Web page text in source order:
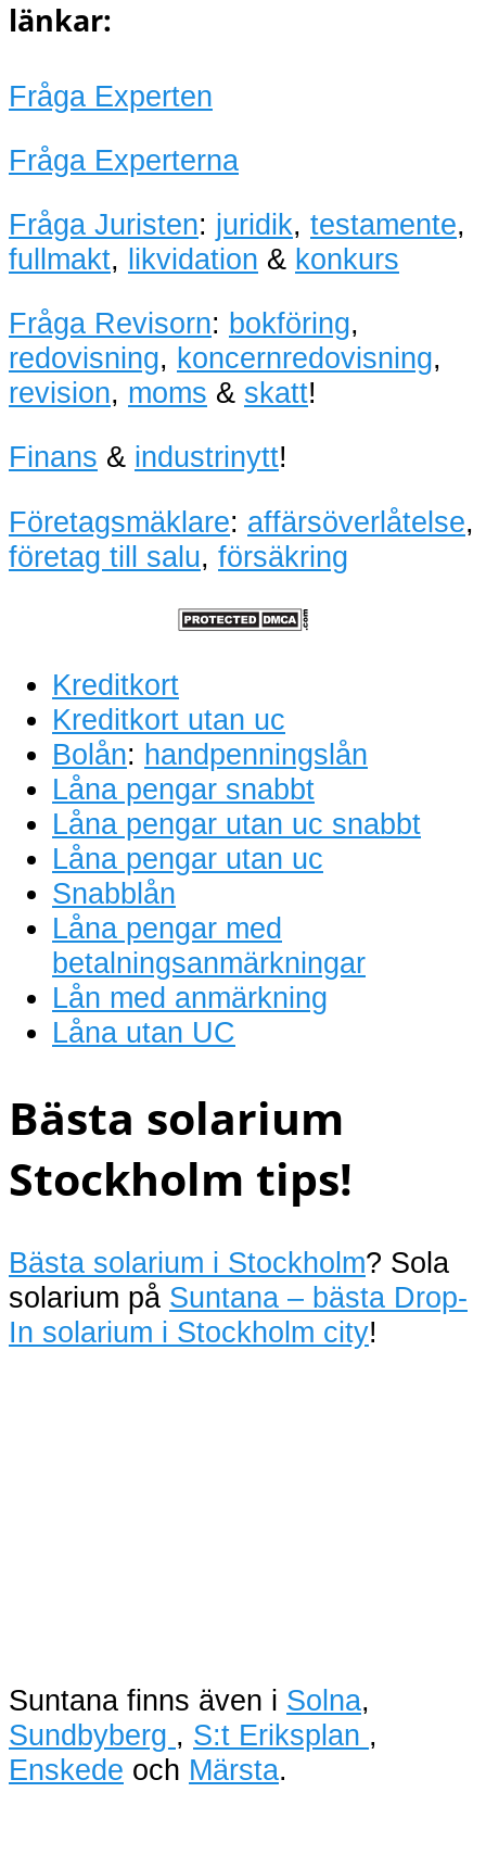
länkar:
Fråga Experten
Fråga Experterna
Fråga Juristen: juridik, testamente,
fullmakt, likvidation & konkurs
Fråga Revisorn: bokföring,
redovisning, koncernredovisning,
revision, moms & skatt!
Finans & industrinytt!
Företagsmäklare: affärsöverlåtelse,
företag till salu, försäkring
Kreditkort
Kreditkort utan uc
Bolån: handpenningslån
Låna pengar snabbt
Låna pengar utan uc snabbt
Låna pengar utan uc
Snabblån
Låna pengar med
betalningsanmärkningar
Lån med anmärkning
Låna utan UC
Bästa solarium
Stockholm tips!
Bästa solarium i Stockholm? Sola
solarium på Suntana – bästa Drop-
In solarium i Stockholm city!
Suntana finns även i Solna,
Sundbyberg , S:t Eriksplan ,
Enskede och Märsta.